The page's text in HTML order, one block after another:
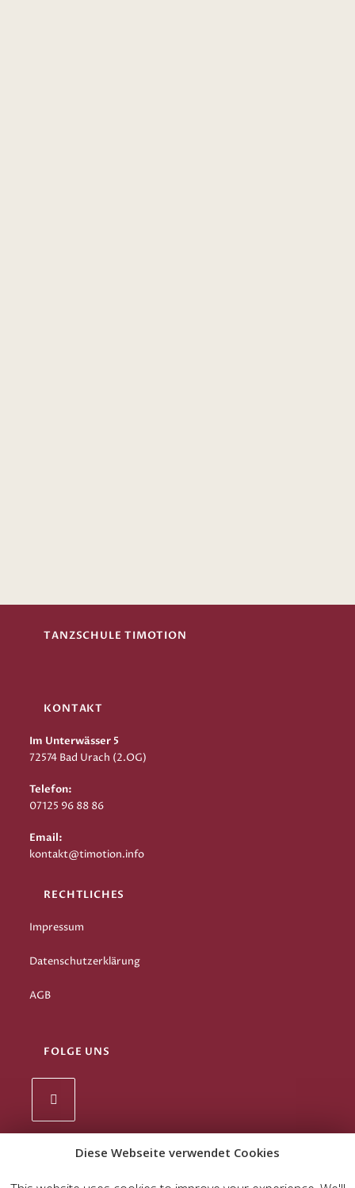
TANZSCHULE TIMOTION
KONTAKT
Im Unterwässer 5
72574 Bad Urach (2.OG)
Telefon:
07125 96 88 86
Email:
kontakt@timotion.info
RECHTLICHES
Impressum
Datenschutzerklärung
AGB
FOLGE UNS
Diese Webseite verwendet Cookies